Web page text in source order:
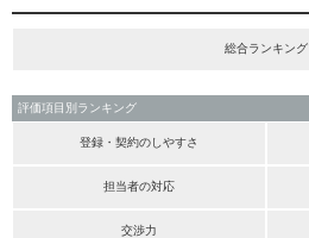
総合ランキング
評価項目別ランキング
登録・契約のしやすさ
担当者の対応
交渉力